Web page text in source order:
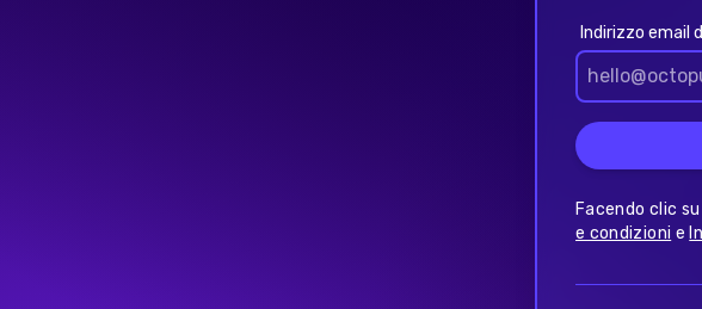
Indirizzo email
Facendo clic
e condizioni e